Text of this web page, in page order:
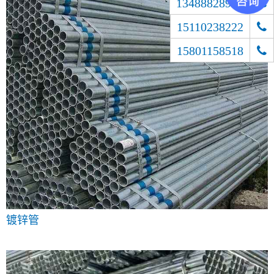
镀锌管
13488828900
15110238222
15801158518